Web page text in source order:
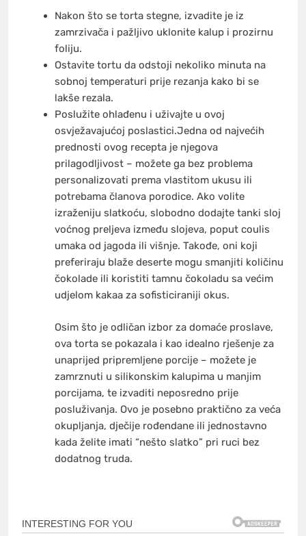
Nakon što se torta stegne, izvadite je iz
zamrzivača i pažljivo uklonite kalup i prozirnu
foliju.
Ostavite tortu da odstoji nekoliko minuta na
sobnoj temperaturi prije rezanja kako bi se
lakše rezala.
Poslužite ohlađenu i uživajte u ovoj
osvježavajućoj poslastici.Jedna od najvećih
prednosti ovog recepta je njegova
prilagodljivost – možete ga bez problema
personalizovati prema vlastitom ukusu ili
potrebama članova porodice. Ako volite
izraženiju slatkoću, slobodno dodajte tanki sloj
voćnog preljeva između slojeva, poput coulis
umaka od jagoda ili višnje. Takođe, oni koji
preferiraju blaže deserte mogu smanjiti količinu
čokolade ili koristiti tamnu čokoladu sa većim
udjelom kakaa za sofisticiraniji okus.
Osim što je odličan izbor za domaće proslave,
ova torta se pokazala i kao idealno rješenje za
unaprijed pripremljene porcije – možete je
zamrznuti u silikonskim kalupima u manjim
porcijama, te izvaditi neposredno prije
posluživanja. Ovo je posebno praktično za veća
okupljanja, dječije rođendane ili jednostavno
kada želite imati “nešto slatko” pri ruci bez
dodatnog truda.